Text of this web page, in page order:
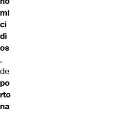
mi
ci
di
os
,
de
po
rto
na